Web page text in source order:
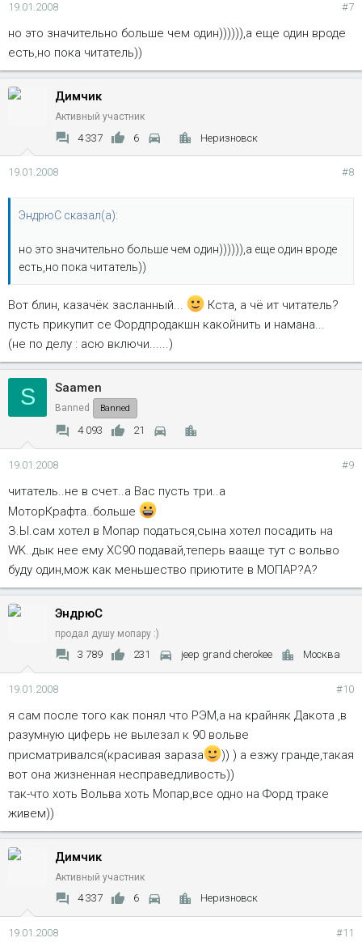
19.01.2008 #7
но это значительно больше чем один)))))),а еще один вроде
есть,но пока читатель))
Димчик
Активный участник
4 337 6 Неризновск
19.01.2008 #8
ЭндрюС сказал(а):
но это значительно больше чем один)))))),а еще один вроде
есть,но пока читатель))
Вот блин, казачёк засланный...
Кста, а чё ит читатель?
пусть прикупит се Фордпродакшн какойнить и намана...
(не по делу : асю включи......)
S Saamen
Banned Banned
4 093 21
19.01.2008 #9
читатель..не в счет..а Вас пусть три..а
МоторКрафта..больше
З.Ы.сам хотел в Мопар податься,сына хотел посадить на
WK..дык нее ему XC90 подавай,теперь вааще тут с вольво
буду один,мож как меньшество приютите в МОПАР?А?
ЭндрюС
продал душу мопару :)
3 789 231 jeep grand cherokee Москва
19.01.2008 #10
я сам после того как понял что РЭМ,а на крайняк Дакота ,в
разумную циферь не вылезал к 90 вольве
присматривался(красивая зараза
)) ) а езжу гранде,такая
вот она жизненная несправедливость))
так-что хоть Вольва хоть Мопар,все одно на Форд траке
живем))
Димчик
Активный участник
4 337 6 Неризновск
19.01.2008 #11